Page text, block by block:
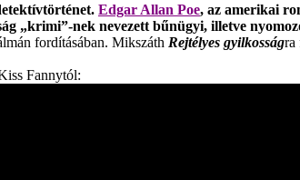
Edgar Allan Poe, az amerikai
„krimi”-nek nevezett bűnügyi, illetve
fordításában. Mikszáth Rejtélyes gyilkosságra
Fannytól: